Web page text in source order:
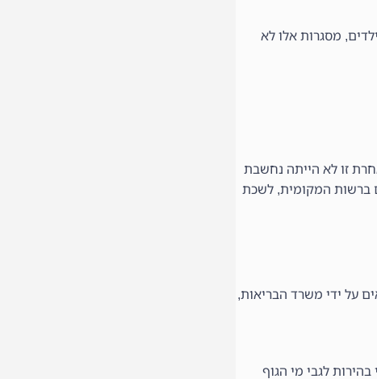
מעבר לכך משפחתונים לדוגמא מאכלסים ילדים בגילאים 3 ומטה ובדרך כלל מדובר במסגרת קטנה מאוד של סביבות ה 7 ילדים, מסגרות אלו לא
זו לא הייתה נחשבת
ברשות המקומית, לשכת
על ידי משרד הבריאות,
לגבי מי הגוף